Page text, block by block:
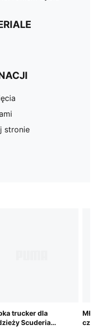
stronie
trucker dla
Scuderia